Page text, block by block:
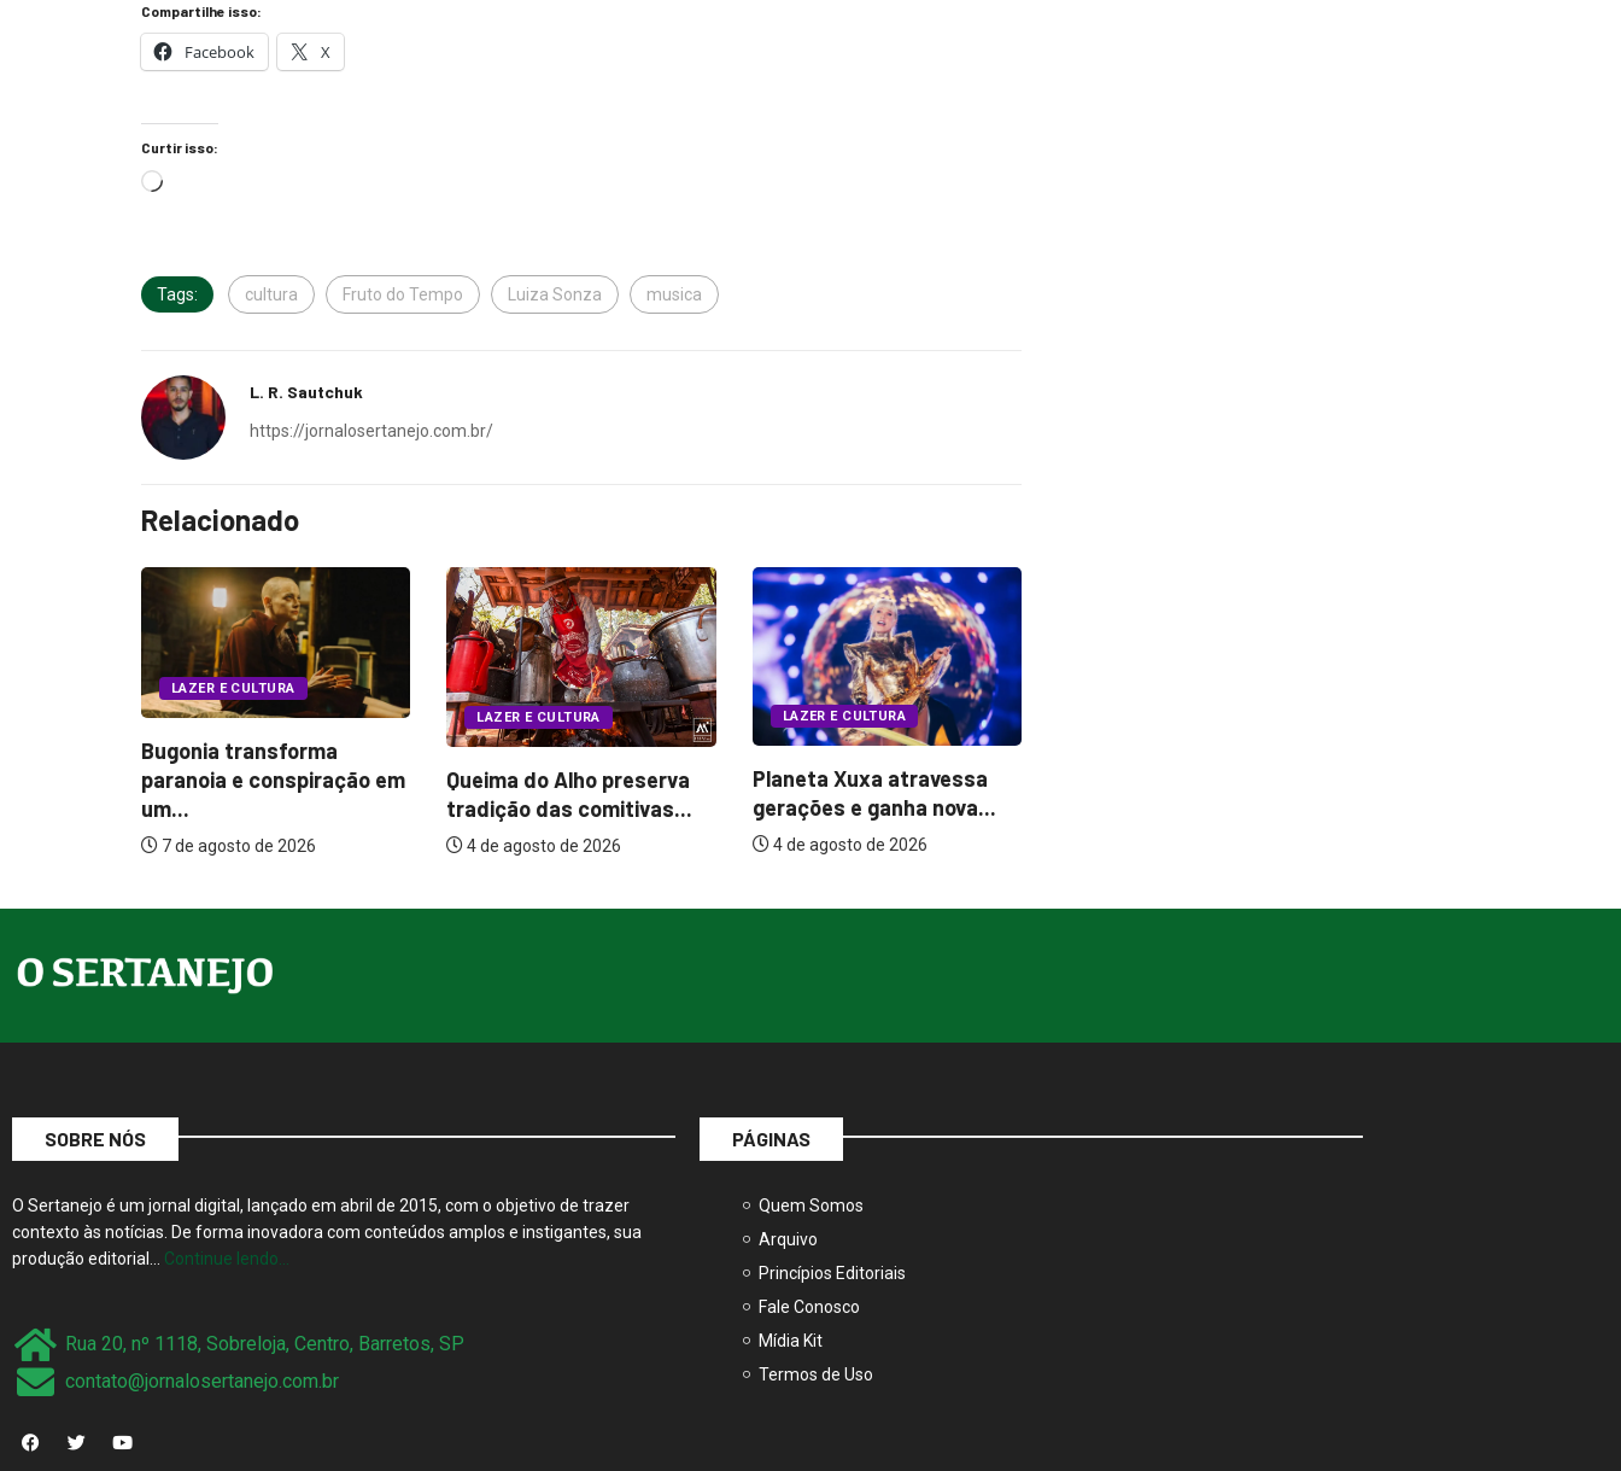
Compartilhe isso:
Facebook X
Curtir isso:
Tags: cultura Fruto do Tempo Luiza Sonza musica
L. R. Sautchuk
https://jornalosertanejo.com.br/
Relacionado
LAZER E CULTURA
Queima do Alho preserva
tradição das comitivas...
4 de agosto de 2026
LAZER E CULTURA
Planeta Xuxa atravessa
gerações e ganha nova...
4 de agosto de 2026
LAZER E CULTURA
Bugonia transforma
paranoia e conspiração em
um...
7 de agosto de 2026
SOBRE NÓS
O Sertanejo é um jornal digital, lançado em abril de 2015, com o objetivo de trazer
contexto às notícias. De forma inovadora com conteúdos amplos e instigantes, sua
produção editorial… Continue lendo…
Rua 20, nº 1118, Sobreloja, Centro, Barretos, SP
contato@jornalosertanejo.com.br
PÁGINAS
Quem Somos
Arquivo
Princípios Editoriais
Fale Conosco
Mídia Kit
Termos de Uso